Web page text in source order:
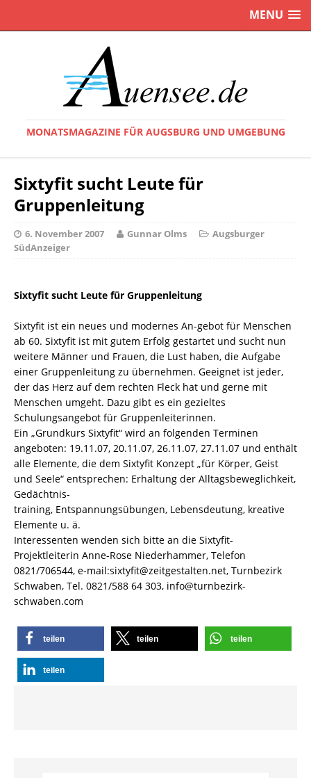
MENU
MONATSMAGAZINE FÜR AUGSBURG UND UMGEBUNG
Sixtyfit sucht Leute für
Gruppenleitung
6. November 2007 Gunnar Olms
Augsburger
SüdAnzeiger
Sixtyfit sucht Leute für Gruppenleitung
Sixtyfit ist ein neues und modernes An-gebot für Menschen
ab 60. Sixtyfit ist mit gutem Erfolg gestartet und sucht nun
weitere Männer und Frauen, die Lust haben, die Aufgabe
einer Gruppenleitung zu übernehmen. Geeignet ist jeder,
der das Herz auf dem rechten Fleck hat und gerne mit
Menschen umgeht. Dazu gibt es ein gezieltes
Schulungsangebot für Gruppenleiterinnen.
Ein „Grundkurs Sixtyfit“ wird an folgenden Terminen
angeboten: 19.11.07, 20.11.07, 26.11.07, 27.11.07 und enthält
alle Elemente, die dem Sixtyfit Konzept „für Körper, Geist
und Seele“ entsprechen: Erhaltung der Alltagsbeweglichkeit,
Gedächtnis-
training, Entspannungsübungen, Lebensdeutung, kreative
Elemente u. ä.
Interessenten wenden sich bitte an die Sixtyfit-
Projektleiterin Anne-Rose Niederhammer, Telefon
0821/706544, e-mail:sixtyfit@zeitgestalten.net, Turnbezirk
Schwaben, Tel. 0821/588 64 303, info@turnbezirk-
schwaben.com
teilen teilen teilen
teilen